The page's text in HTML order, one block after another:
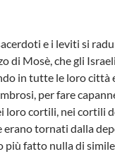
e i leviti si
di Mosè, che gli
in tutte le loro
per fare
cortili, nei cortili
tornati dalla
fatto nulla di